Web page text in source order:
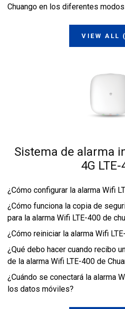
Chuango en los diferentes
VIEW ALL
Sistema de alarma
4G LTE-
¿Cómo configurar la alarma Wifi
¿Cómo funciona la copia de
para la alarma Wifi LTE-400 de
¿Cómo reiniciar la alarma Wifi
¿Qué debo hacer cuando recibo
de la alarma Wifi LTE-400 de
¿Cuándo se conectará la alarma
los datos móviles?